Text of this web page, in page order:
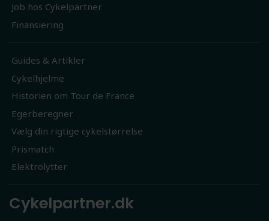
Job hos Cykelpartner
Finansiering
Guides & Artikler
Cykelhjelme
Historien om Tour de France
Egerberegner
Vælg din rigtige cykelstørrelse
Prismatch
Elektrolytter
Cykelpartner.dk